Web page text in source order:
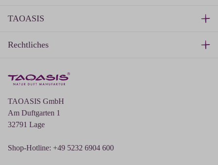
TAOASIS GmbH
Am Duftgarten 1
32791 Lage
Shop-Hotline: +49 5232 6904 600
TAOASIS
Rechtliches